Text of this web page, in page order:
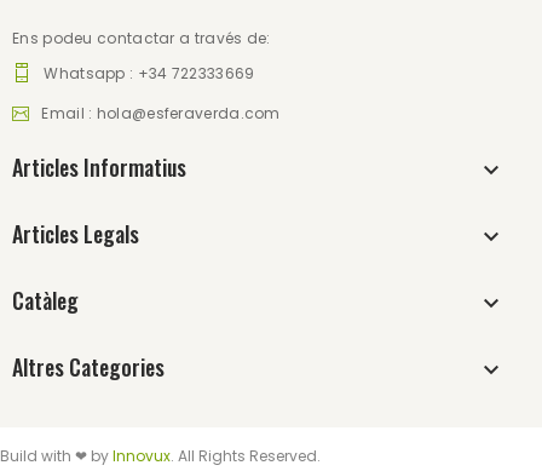
Ens podeu contactar a través de:
Whatsapp : +34 722333669
Email : hola@esferaverda.com
Articles Informatius
Articles Legals
Catàleg
Altres Categories
Build with ❤ byInnovux. All Rights Reserved.